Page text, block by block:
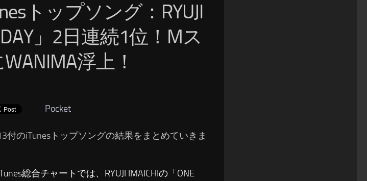
トップソング：RYUJI
DAY」2日連続1位！Mス
浮上！
Pocket
付のiTunesトップソングの結果をまとめていきま
総合チャートでは、RYUJI IMAICHIの「ONE